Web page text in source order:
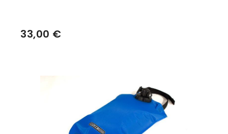
33,00 €